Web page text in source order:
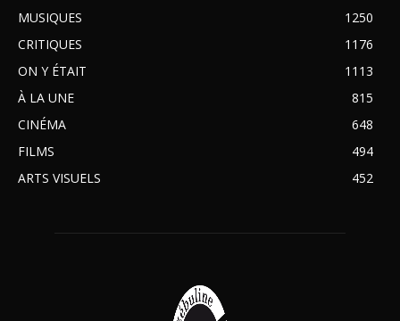
MUSIQUES
1250
CRITIQUES
1176
ON Y ÉTAIT
1113
À LA UNE
815
CINÉMA
648
FILMS
494
ARTS VISUELS
452